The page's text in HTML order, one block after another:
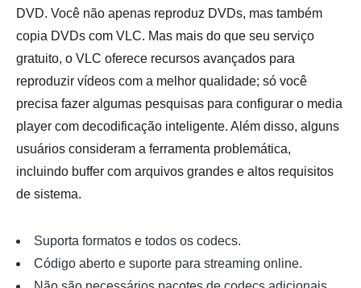
DVD. Você não apenas reproduz DVDs, mas também
copia DVDs com VLC. Mas mais do que seu serviço
gratuito, o VLC oferece recursos avançados para
reproduzir vídeos com a melhor qualidade; só você
precisa fazer algumas pesquisas para configurar o media
player com decodificação inteligente. Além disso, alguns
usuários consideram a ferramenta problemática,
incluindo buffer com arquivos grandes e altos requisitos
de sistema.
Suporta formatos e todos os codecs.
Código aberto e suporte para streaming online.